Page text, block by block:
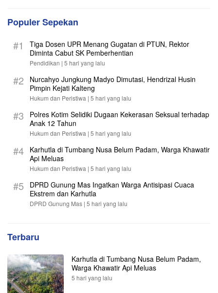
Populer Sepekan
#1
Tiga Dosen UPR Menang Gugatan di PTUN, Rektor
Diminta Cabut SK Pemberhentian
Pendidikan | 5 hari yang lalu
#2
Nurcahyo Jungkung Madyo Dimutasi, Hendrizal Husin
Pimpin Kejati Kalteng
Hukum dan Peristiwa | 5 hari yang lalu
#3
Polres Kotim Selidiki Dugaan Kekerasan Seksual terhadap
Anak 12 Tahun
Hukum dan Peristiwa | 5 hari yang lalu
#4
Karhutla di Tumbang Nusa Belum Padam, Warga Khawatir
Api Meluas
Hukum dan Peristiwa | 5 hari yang lalu
#5
DPRD Gunung Mas Ingatkan Warga Antisipasi Cuaca
Ekstrem dan Karhutla
DPRD Gunung Mas | 5 hari yang lalu
Terbaru
Karhutla di Tumbang Nusa Belum Padam,
Warga Khawatir Api Meluas
5 hari yang lalu